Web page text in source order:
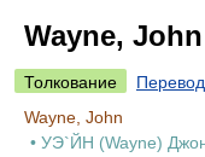
Wayne, John
Толкование
Перевод
Wayne, John
• УЭ`ЙН (Wayne)